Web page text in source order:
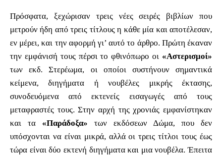
Πρόσφατα, ξεχώρισαν τρεις νέες σειρές βιβλίων που
μετρούν ήδη από τρεις τίτλους η κάθε μία και αποτέλεσαν,
εν μέρει, και την αφορμή γι’ αυτό το άρθρο. Πρώτη έκαναν
την εμφάνισή τους πέρσι το φθινόπωρο οι «Αστερισμοί»
των εκδ. Στερέωμα, οι οποίοι συστήνουν σημαντικά
κείμενα, διηγήματα ή νουβέλες μικρής έκτασης,
συνοδευόμενα από εκτενείς εισαγωγές από τους
μεταφραστές τους. Στην αρχή της χρονιάς εμφανίστηκαν
και τα «Παράδοξα» των εκδόσεων Δώμα, που δεν
υπόσχονται να είναι μικρά, αλλά οι τρεις τίτλοι τους έως
τώρα είναι δύο εκτενή διηγήματα και μια νουβέλα. Έπειτα